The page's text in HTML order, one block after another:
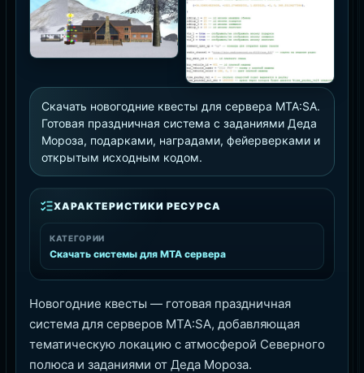
Скачать новогодние квесты для сервера MTA:SA.
Готовая праздничная система с заданиями Деда
Мороза, подарками, наградами, фейерверками и
открытым исходным кодом.
ХАРАКТЕРИСТИКИ РЕСУРСА
КАТЕГОРИИ
Скачать системы для MTA сервера
Новогодние квесты — готовая праздничная
система для серверов MTA:SA, добавляющая
тематическую локацию с атмосферой Северного
полюса и заданиями от Деда Мороза.